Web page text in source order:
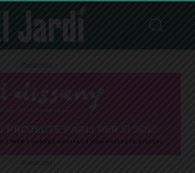
Publicitat
Publicitat